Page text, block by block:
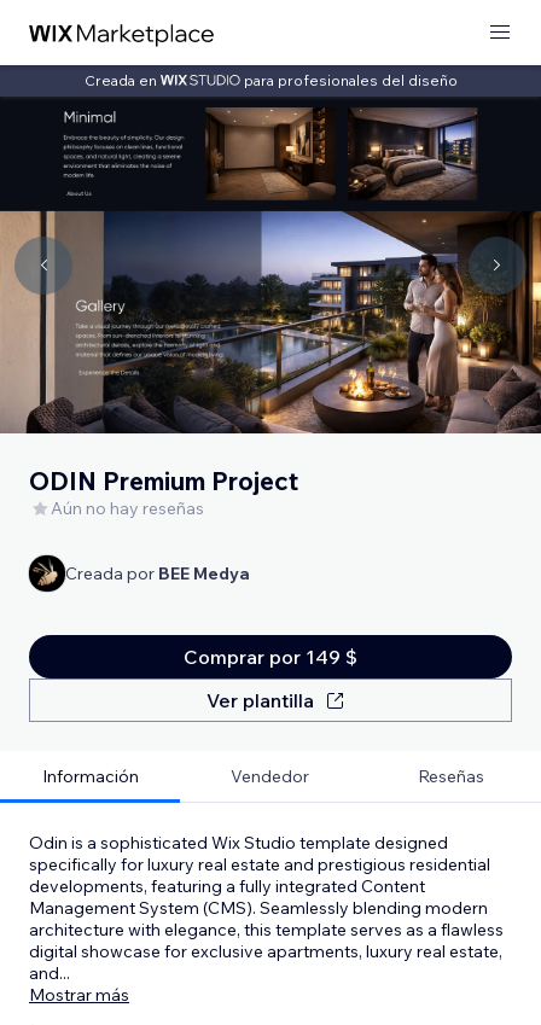
Creada en para profesionales del diseño
ODIN Premium Project
Aún no hay reseñas
Creada por BEE Medya
Comprar por 149 $
Ver plantilla
Información Vendedor Reseñas
Odin is a sophisticated Wix Studio template designed
specifically for luxury real estate and prestigious residential
developments, featuring a fully integrated Content
Management System (CMS). Seamlessly blending modern
architecture with elegance, this template serves as a flawless
digital showcase for exclusive apartments, luxury real estate,
and...
Mostrar más